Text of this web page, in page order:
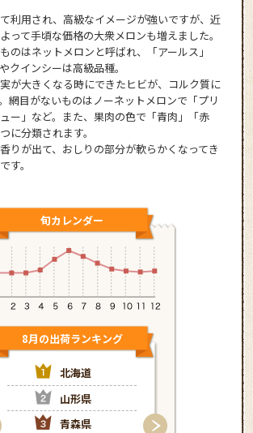
利用され、高級なイメージが強いですが、近
って手頃な価格の大衆メロンも増えました。
のはネットメロンと呼ばれ、「アールス」
クインシーは高級品種。
が大きくなる時にできたヒビが、コルク質に
網目がないものはノーネットメロンで「プリ
ー」など。また、果肉の色で「青肉」「赤
に分類されます。
りが出て、おしりの部分が軟らかくなってき
す。
旬カレンダー
8月の出荷ランキング
北海道
山形県
青森県
9月の出荷
北
茨
青